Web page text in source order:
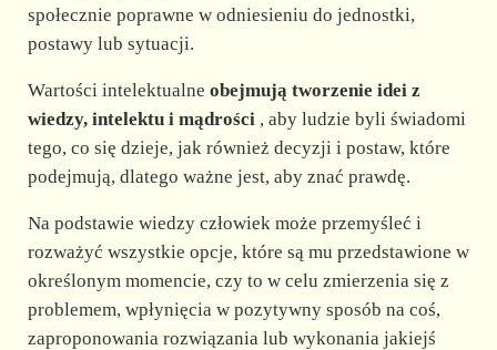
społecznie poprawne w odniesieniu do jednostki,
postawy lub sytuacji.
Wartości intelektualne obejmują tworzenie idei z
wiedzy, intelektu i mądrości, aby ludzie byli świadomi
tego, co się dzieje, jak również decyzji i postaw, które
podejmują, dlatego ważne jest, aby znać prawdę.
Na podstawie wiedzy człowiek może przemyśleć i
rozważyć wszystkie opcje, które są mu przedstawione w
określonym momencie, czy to w celu zmierzenia się z
problemem, wpłynięcia w pozytywny sposób na coś,
zaproponowania rozwiązania lub wykonania jakiejś